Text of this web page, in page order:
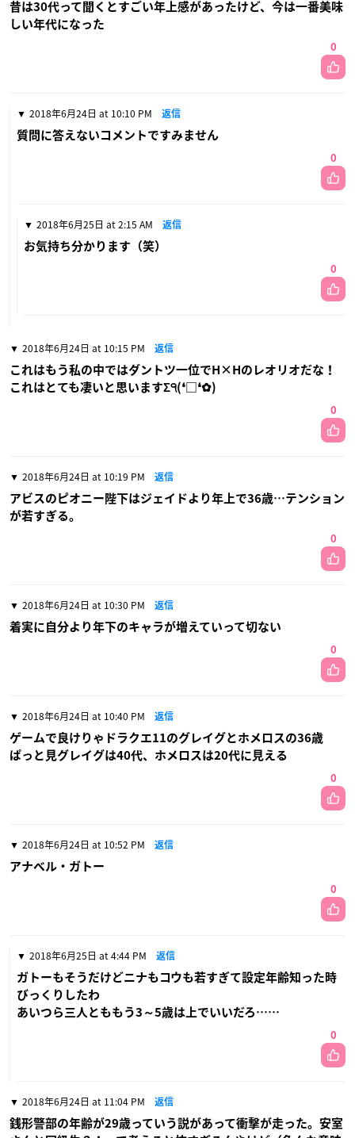
昔は30代って聞くとすごい年上感があったけど、今は一番美味
しい年代になった
0
2018年6月24日 at 10:10 PM 返信
質問に答えないコメントですみません
0
2018年6月25日 at 2:15 AM 返信
お気持ち分かります（笑）
0
2018年6月24日 at 10:15 PM 返信
これはもう私の中ではダントツ一位でH×Hのレオリオだな！
これはとても凄いと思いますΣ੧(❛□❛✿)
0
2018年6月24日 at 10:19 PM 返信
アビスのピオニー陛下はジェイドより年上で36歳…テンション
が若すぎる。
0
2018年6月24日 at 10:30 PM 返信
着実に自分より年下のキャラが増えていって切ない
0
2018年6月24日 at 10:40 PM 返信
ゲームで良けりゃドラクエ11のグレイグとホメロスの36歳
ぱっと見グレイグは40代、ホメロスは20代に見える
0
2018年6月24日 at 10:52 PM 返信
アナベル・ガトー
0
2018年6月25日 at 4:44 PM 返信
ガトーもそうだけどニナもコウも若すぎて設定年齢知った時
びっくりしたわ
あいつら三人とももう3～5歳は上でいいだろ……
0
2018年6月24日 at 11:04 PM 返信
銭形警部の年齢が29歳っていう説があって衝撃が走った。安室